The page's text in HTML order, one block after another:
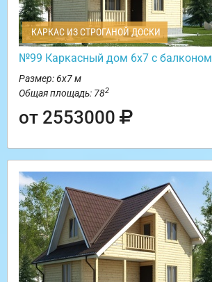
КАРКАС ИЗ СТРОГАНОЙ ДОСКИ
№99 Каркасный дом 6х7 с балконом
Размер: 6х7 м
Общая площадь: 782
от 2553000